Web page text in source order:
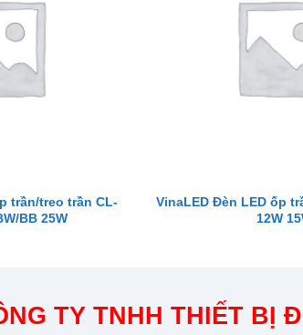
trần/treo trần CL-
BB 25W
VinaLED Đèn LED ốp
12W
TY TNHH THIẾT BỊ